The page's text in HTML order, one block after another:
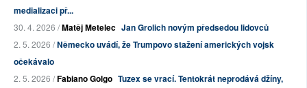
medializaci př...
30. 4. 2026 /Matěj Metelec Jan Grolich novým předsedou lidovců
2. 5. 2026 /Německo uvádí, že Trumpovo stažení amerických vojsk
očekávalo
2. 5. 2026 /Fabiano Golgo Tuzex se vrací. Tentokrát neprodává džíny,